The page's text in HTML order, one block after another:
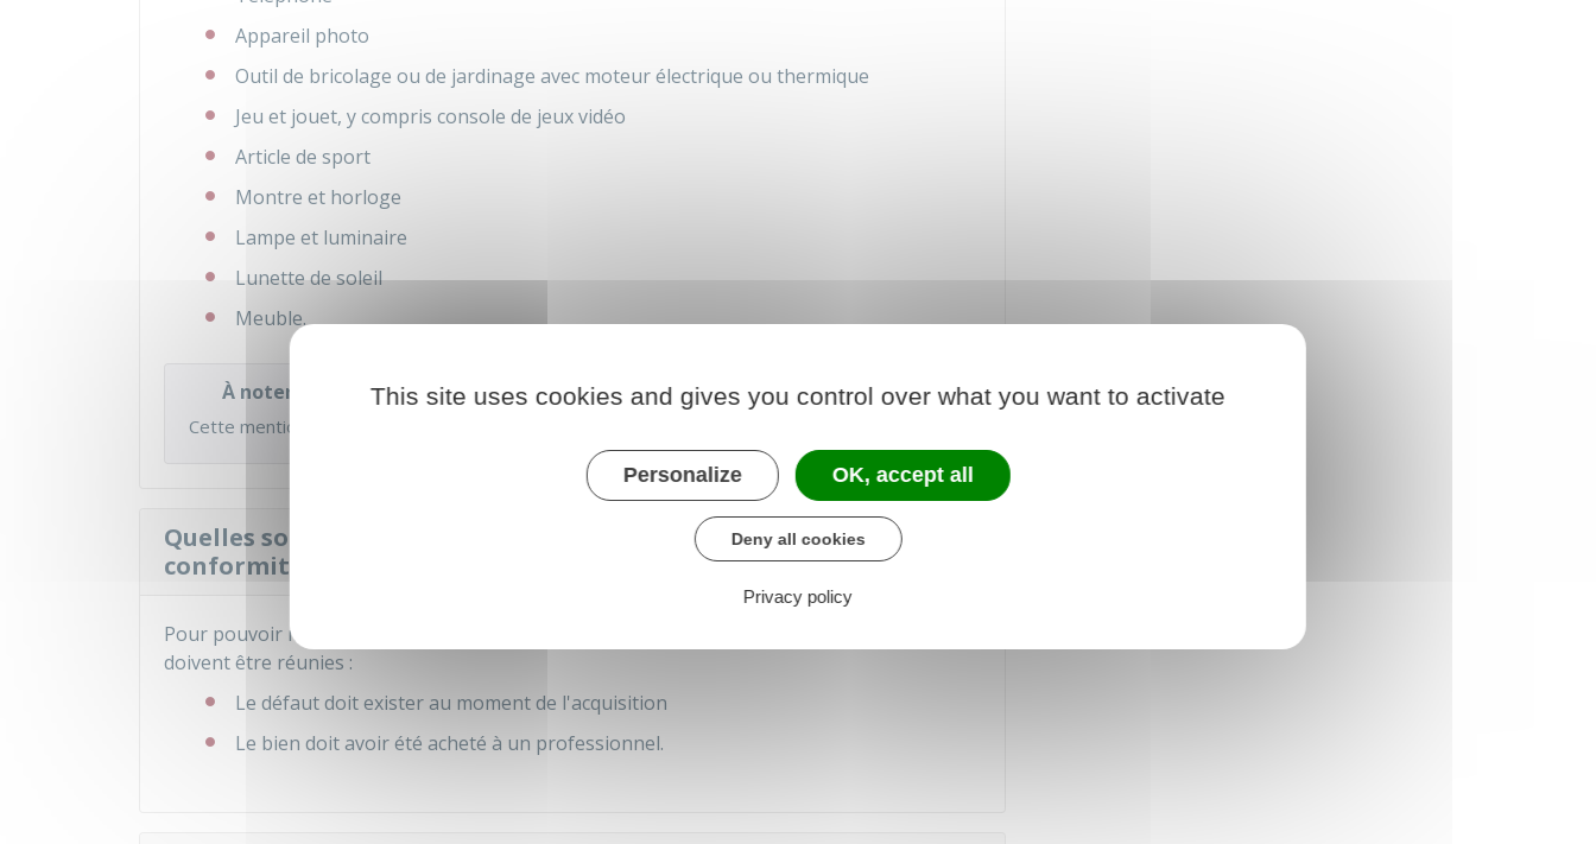
Appareil photo
Outil de bricolage ou de jardinage avec moteur électrique ou thermique
Jeu et jouet, y compris console de jeux vidéo
Article de sport
Montre et horloge
Lampe et luminaire
Lunette de soleil
Meuble.
À noter
Cette mention n'est
Quelles sont les conditions à réunir pour que la garantie légale de
conformité s'applique ?
Pour pouvoir mettre en œuvre la garantie légale de conformité, les
doivent être réunies :
Le défaut doit exister au moment de l'acquisition
Le bien doit avoir été acheté à un professionnel.
This site uses cookies and gives you control over what you want to activate
Personalize OK, accept all
Deny all cookies
Privacy policy